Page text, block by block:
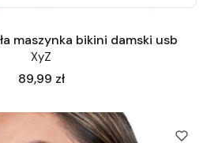
maszynka bikini damski usb
XyZ
Cena
89,99 zł